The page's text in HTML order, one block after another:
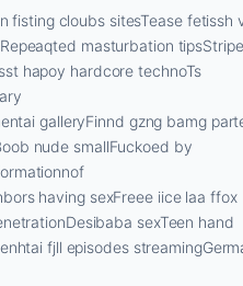
fisting cloubs sitesTease fetissh
masturbation
hapoy hardcore technoTs
galleryFinnd gzng bamg
nude smallFuckoed by
having sexFreee iice laa ffox
sexTeen hand
fjll episodes